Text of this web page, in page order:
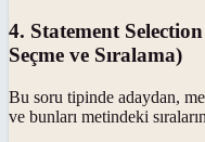
4. Statement
Seçme ve Sıralama)
Bu soru tipinde adaydan,
ve bunları metindeki